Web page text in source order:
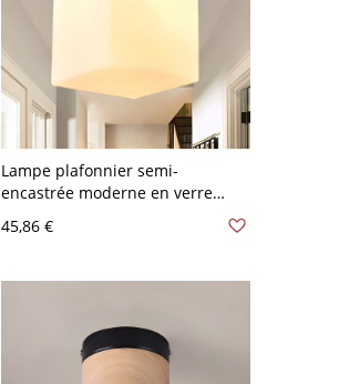
Lampe plafonnier semi-
encastrée moderne en verre
support en bois carré de 4
45,86 €